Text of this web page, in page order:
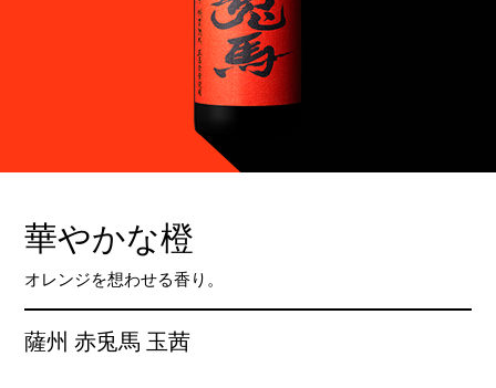
華やかな橙
オレンジを想わせる香り。
薩州 赤兎馬 玉茜